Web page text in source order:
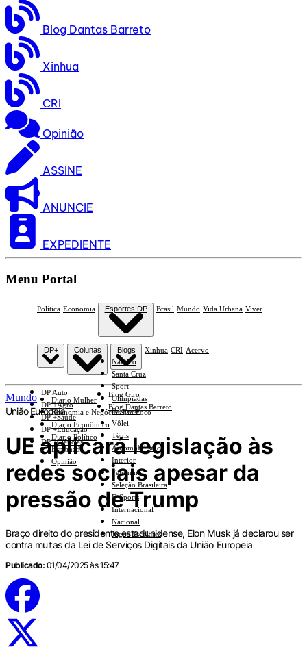
Blog Dantas Barreto
Xinhua
CRI
Opinião
ASSINE
ANUNCIE
EXPEDIENTE
Menu Portal
Política Economia Esportes DP
Náutico
Santa Cruz
Sport
Olimpíadas
Basquete
Vôlei
Tênis
Automobilismo
Interior
Feminino
Seleção Brasileira
E-Sports
Internacional
Nacional
Jogos Escolares
Brasil Mundo Vida Urbana Viver
DP+
DP Auto
DP +Agro
DP +Saúde
DP +Educação
DP +Ciências
Colunas
Diario Mulher
Economia e Negócios Em Foco
Diario Econômico
Diario Político
Esplanada
Opinião
Blogs
Blog Giro
Blog Dantas Barreto
Xinhua CRI Acervo
Mundo
União Europeia
UE aplicará legislação às
redes sociais apesar da
pressão de Trump
Braço direito do presidente estadunidense, Elon Musk já declarou ser
contra multas da Lei de Serviços Digitais da União Europeia
Publicado: 01/04/2025 às 15:47